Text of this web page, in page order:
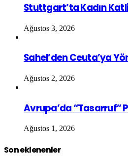
Stuttgart’ta Kadın
Ağustos 3, 2026
Sahel’den Ceuta’ya
Ağustos 2, 2026
Avrupa’da “Tasarruf”
Ağustos 1, 2026
Son eklenenler